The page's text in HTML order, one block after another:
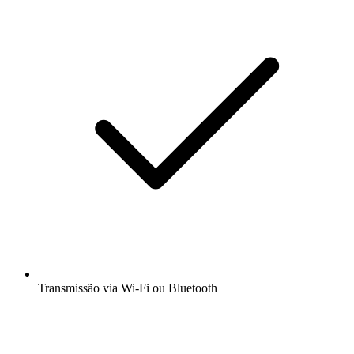
Transmissão via Wi-Fi ou Bluetooth